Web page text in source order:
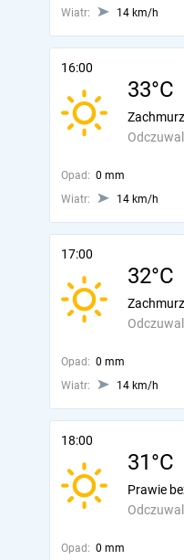
Wiatr:
14 km/h
16:00
33°C
Opad: 0 mm
Wiatr:
14 km/h
17:00
32°C
Opad: 0 mm
Wiatr:
14 km/h
18:00
31°C
Prawie
Opad: 0 mm